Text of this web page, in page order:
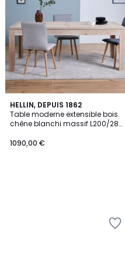
HELLIN, DEPUIS 1862
Table moderne extensible bois
chêne blanchi massif L200/280
1090,00 €